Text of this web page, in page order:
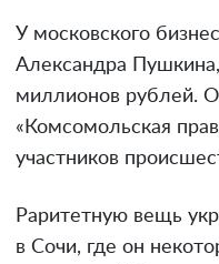
У московского
Александра
миллионов рублей.
«Комсомольская
участников
Раритетную вещь
в Сочи, где он